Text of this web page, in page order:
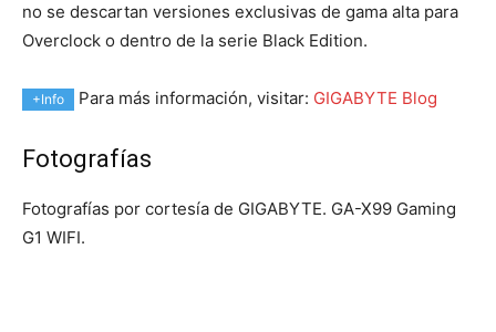
no se descartan versiones exclusivas de gama alta para
Overclock o dentro de la serie Black Edition.
+Info Para más información, visitar: GIGABYTE Blog
Fotografías
Fotografías por cortesía de GIGABYTE. GA-X99 Gaming
G1 WIFI.